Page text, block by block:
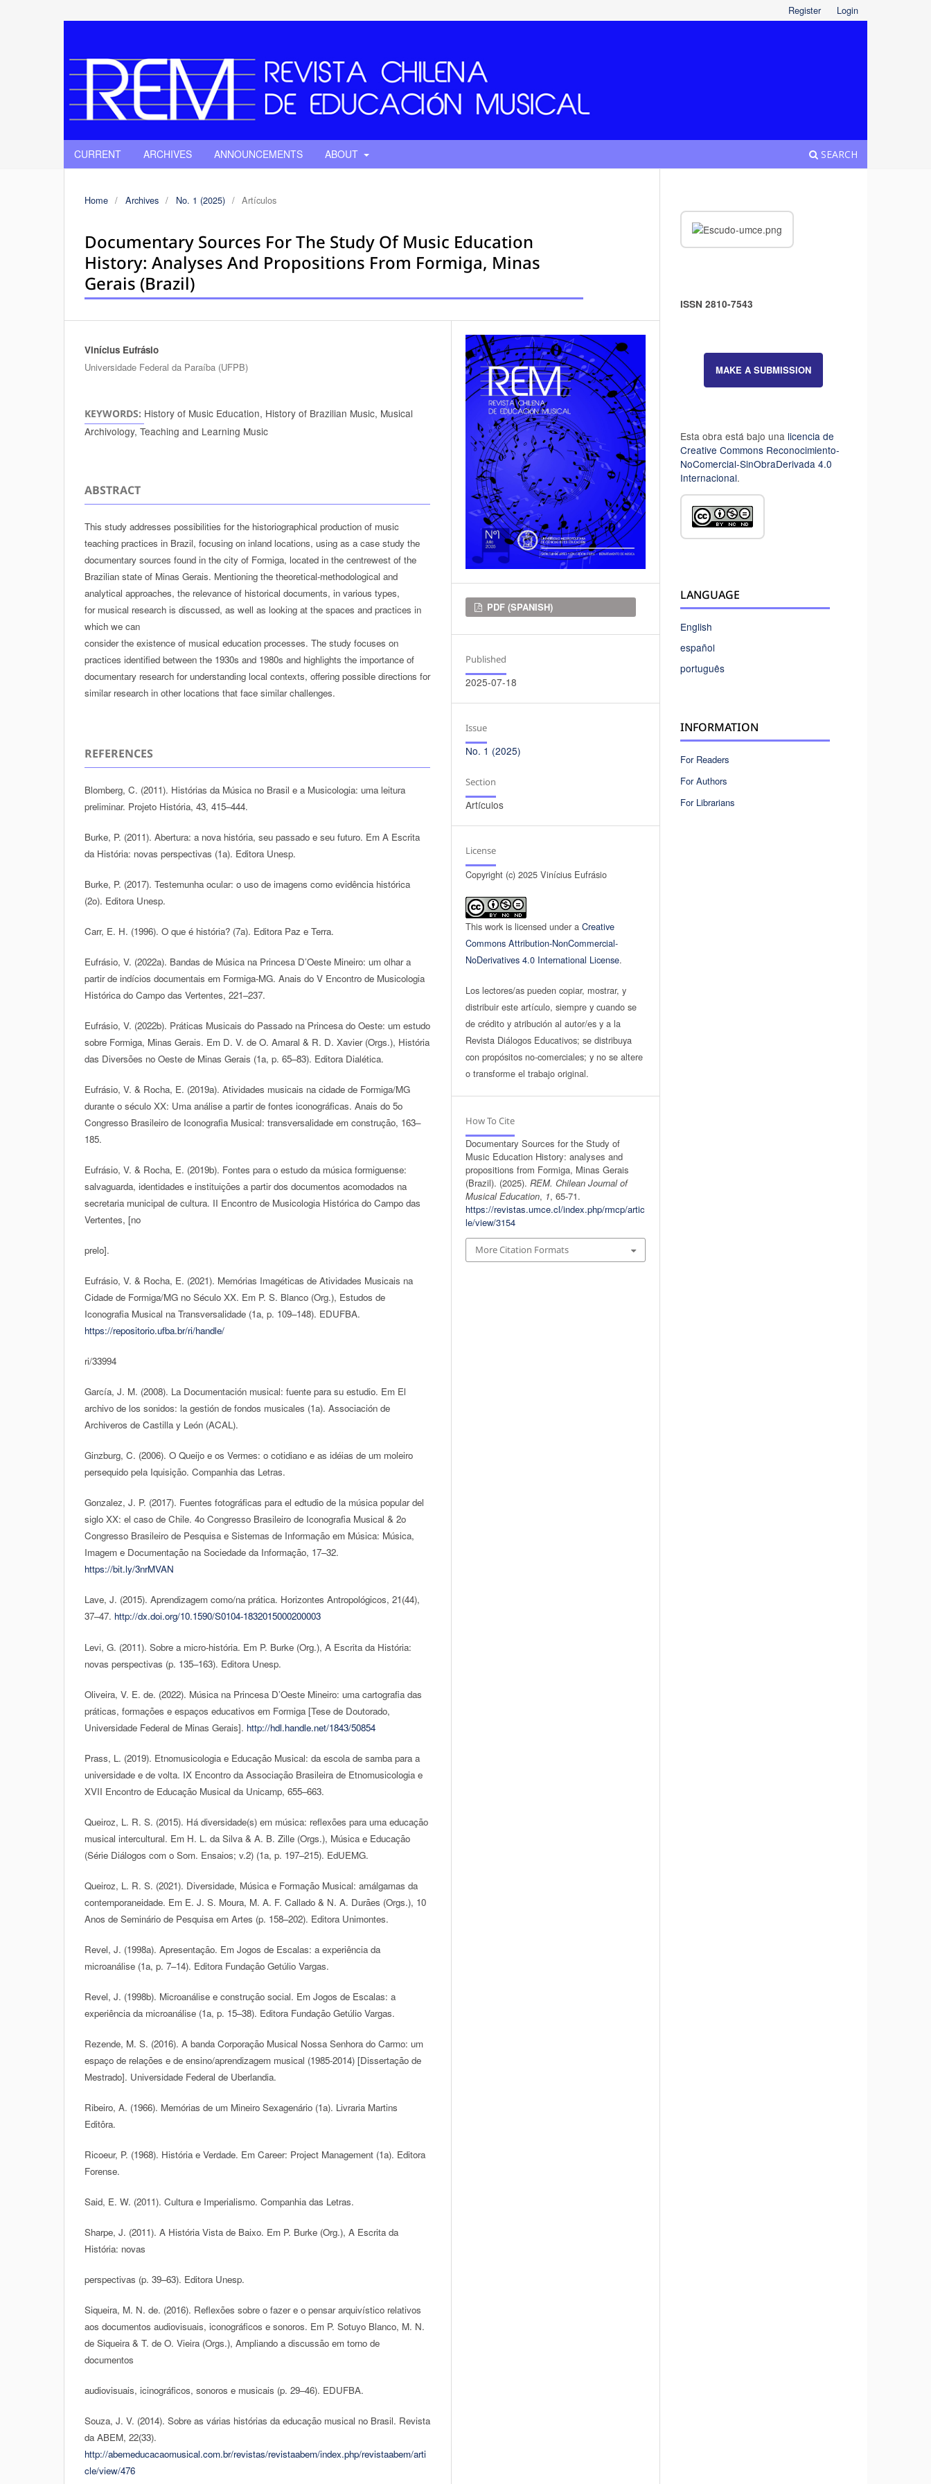
CURRENT ARCHIVES ANNOUNCEMENTS ABOUT SEARCH
Register Login
Home / Archives / No. 1 (2025) / Artículos
Documentary Sources For The Study Of Music Education
History: Analyses And Propositions From Formiga, Minas
Gerais (Brazil)
Authors
Vinícius Eufrásio
Universidade Federal da Paraíba (UFPB)
KEYWORDS: History of Music Education, History of Brazilian Music, Musical
Archivology, Teaching and Learning Music
ABSTRACT
This study addresses possibilities for the historiographical production of music
teaching practices in Brazil, focusing on inland locations, using as a case study the
documentary sources found in the city of Formiga, located in the centrewest of the
Brazilian state of Minas Gerais. Mentioning the theoretical-methodological and
analytical approaches, the relevance of historical documents, in various types,
for musical research is discussed, as well as looking at the spaces and practices in
which we can
consider the existence of musical education processes. The study focuses on
practices identified between the 1930s and 1980s and highlights the importance of
documentary research for understanding local contexts, offering possible directions for
similar research in other locations that face similar challenges.
REFERENCES
Blomberg, C. (2011). Histórias da Música no Brasil e a Musicologia: uma leitura
preliminar. Projeto História, 43, 415–444.
Burke, P. (2011). Abertura: a nova história, seu passado e seu futuro. Em A Escrita
da História: novas perspectivas (1a). Editora Unesp.
Burke, P. (2017). Testemunha ocular: o uso de imagens como evidência histórica
(2o). Editora Unesp.
Carr, E. H. (1996). O que é história? (7a). Editora Paz e Terra.
Eufrásio, V. (2022a). Bandas de Música na Princesa D’Oeste Mineiro: um olhar a
partir de indícios documentais em Formiga-MG. Anais do V Encontro de Musicologia
Histórica do Campo das Vertentes, 221–237.
Eufrásio, V. (2022b). Práticas Musicais do Passado na Princesa do Oeste: um estudo
sobre Formiga, Minas Gerais. Em D. V. de O. Amaral & R. D. Xavier (Orgs.), História
das Diversões no Oeste de Minas Gerais (1a, p. 65–83). Editora Dialética.
Eufrásio, V. & Rocha, E. (2019a). Atividades musicais na cidade de Formiga/MG
durante o século XX: Uma análise a partir de fontes iconográficas. Anais do 5o
Congresso Brasileiro de Iconografia Musical: transversalidade em construção, 163–
185.
Eufrásio, V. & Rocha, E. (2019b). Fontes para o estudo da música formiguense:
salvaguarda, identidades e instituições a partir dos documentos acomodados na
secretaria municipal de cultura. II Encontro de Musicologia Histórica do Campo das
Vertentes, [no
prelo].
Eufrásio, V. & Rocha, E. (2021). Memórias Imagéticas de Atividades Musicais na
Cidade de Formiga/MG no Século XX. Em P. S. Blanco (Org.), Estudos de
Iconografia Musical na Transversalidade (1a, p. 109–148). EDUFBA.
https://repositorio.ufba.br/ri/handle/
ri/33994
García, J. M. (2008). La Documentación musical: fuente para su estudio. Em El
archivo de los sonidos: la gestión de fondos musicales (1a). Associación de
Archiveros de Castilla y León (ACAL).
Ginzburg, C. (2006). O Queijo e os Vermes: o cotidiano e as idéias de um moleiro
persequido pela Iquisição. Companhia das Letras.
Gonzalez, J. P. (2017). Fuentes fotográficas para el edtudio de la música popular del
siglo XX: el caso de Chile. 4o Congresso Brasileiro de Iconografia Musical & 2o
Congresso Brasileiro de Pesquisa e Sistemas de Informação em Música: Música,
Imagem e Documentação na Sociedade da Informação, 17–32.
https://bit.ly/3nrMVAN
Lave, J. (2015). Aprendizagem como/na prática. Horizontes Antropológicos, 21(44),
37–47. http://dx.doi.org/10.1590/S0104-1832015000200003
Levi, G. (2011). Sobre a micro-história. Em P. Burke (Org.), A Escrita da História:
novas perspectivas (p. 135–163). Editora Unesp.
Oliveira, V. E. de. (2022). Música na Princesa D’Oeste Mineiro: uma cartografia das
práticas, formações e espaços educativos em Formiga [Tese de Doutorado,
Universidade Federal de Minas Gerais]. http://hdl.handle.net/1843/50854
Prass, L. (2019). Etnomusicologia e Educação Musical: da escola de samba para a
universidade e de volta. IX Encontro da Associação Brasileira de Etnomusicologia e
XVII Encontro de Educação Musical da Unicamp, 655–663.
Queiroz, L. R. S. (2015). Há diversidade(s) em música: reflexões para uma educação
musical intercultural. Em H. L. da Silva & A. B. Zille (Orgs.), Música e Educação
(Série Diálogos com o Som. Ensaios; v.2) (1a, p. 197–215). EdUEMG.
Queiroz, L. R. S. (2021). Diversidade, Música e Formação Musical: amálgamas da
contemporaneidade. Em E. J. S. Moura, M. A. F. Callado & N. A. Durães (Orgs.), 10
Anos de Seminário de Pesquisa em Artes (p. 158–202). Editora Unimontes.
Revel, J. (1998a). Apresentação. Em Jogos de Escalas: a experiência da
microanálise (1a, p. 7–14). Editora Fundação Getúlio Vargas.
Revel, J. (1998b). Microanálise e construção social. Em Jogos de Escalas: a
experiência da microanálise (1a, p. 15–38). Editora Fundação Getúlio Vargas.
Rezende, M. S. (2016). A banda Corporação Musical Nossa Senhora do Carmo: um
espaço de relações e de ensino/aprendizagem musical (1985-2014) [Dissertação de
Mestrado]. Universidade Federal de Uberlandia.
Ribeiro, A. (1966). Memórias de um Mineiro Sexagenário (1a). Livraria Martins
Editôra.
Ricoeur, P. (1968). História e Verdade. Em Career: Project Management (1a). Editora
Forense.
Said, E. W. (2011). Cultura e Imperialismo. Companhia das Letras.
Sharpe, J. (2011). A História Vista de Baixo. Em P. Burke (Org.), A Escrita da
História: novas
perspectivas (p. 39–63). Editora Unesp.
Siqueira, M. N. de. (2016). Reflexões sobre o fazer e o pensar arquivístico relativos
aos documentos audiovisuais, iconográficos e sonoros. Em P. Sotuyo Blanco, M. N.
de Siqueira & T. de O. Vieira (Orgs.), Ampliando a discussão em torno de
documentos
audiovisuais, icinográficos, sonoros e musicais (p. 29–46). EDUFBA.
Souza, J. V. (2014). Sobre as várias histórias da educação musical no Brasil. Revista
da ABEM, 22(33).
http://abemeducacaomusical.com.br/revistas/revistaabem/index.php/revistaabem/arti
cle/view/476
Downloads
PDF (SPANISH)
Published
2025-07-18
Issue
No. 1 (2025)
Section
Artículos
License
Copyright (c) 2025 Vinícius Eufrásio
This work is licensed under aCreative
Commons Attribution-NonCommercial-
NoDerivatives 4.0 International License.
Los lectores/as pueden copiar, mostrar, y
distribuir este artículo, siempre y cuando se
de crédito y atribución al autor/es y a la
Revista Diálogos Educativos; se distribuya
con propósitos no-comerciales; y no se altere
o transforme el trabajo original.
How To Cite
Documentary Sources for the Study of
Music Education History: analyses and
propositions from Formiga, Minas Gerais
(Brazil). (2025).REM. Chilean Journal of
Musical Education, 1, 65-71.
https://revistas.umce.cl/index.php/rmcp/artic
le/view/3154
More Citation Formats
ISSN 2810-7543
MAKE A SUBMISSION
Esta obra está bajo una licencia de
Creative Commons Reconocimiento-
NoComercial-SinObraDerivada 4.0
Internacional.
LANGUAGE
English
español
português
INFORMATION
For Readers
For Authors
For Librarians